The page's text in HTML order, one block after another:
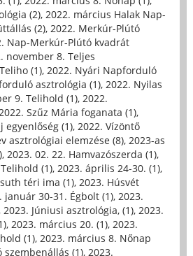
(2), 2022. március Halak Nap-
(2), 2022. Merkúr-Plútó
Nap-Merkúr-Plútó kvadrát
november 8. Teljes
(1), 2022. Nyári Napforduló
asztrológia (1), 2022. Nyilas
9. Telihold (1), 2022.
Szűz Mária foganata (1),
egyenlőség (1), 2022. Vízöntő
asztrológiai elemzése (8), 2023-as
, 2023. 02. 22. Hamvazószerda (1),
(1), 2023. április 24-30. (1),
téri ima (1), 2023. Húsvét
január 30-31. Égbolt (1), 2023.
2023. Júniusi asztrológia, (1), 2023.
, 2023. március 20. (1), 2023.
(1), 2023. március 8. Nőnap
szembenállás (1), 2023.